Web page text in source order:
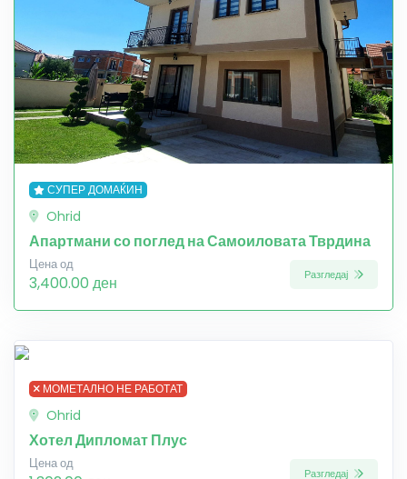
СУПЕР ДОМАЌИН
Ohrid
Апартмани со поглед на Самоиловата Тврдина
Цена од
3,400.00 ден Разгледај
МОМЕТАЛНО НЕ РАБОТАТ
Ohrid
Хотел Дипломат Плус
Цена од
Разгледај